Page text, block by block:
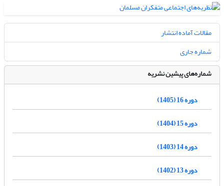
مقالات آماده انتشار
شماره جاری
شماره‌های پیشین نشریه
دوره 16 (1405)
دوره 15 (1404)
دوره 14 (1403)
دوره 13 (1402)